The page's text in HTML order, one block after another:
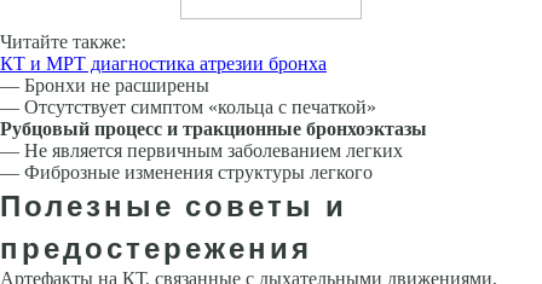
Читайте также:
КТ и МРТ диагностика атрезии бронха
— Бронхи не расширены
— Отсутствует симптом «кольца с печаткой»
Рубцовый процесс и тракционные бронхоэктазы
— Не является первичным заболеванием легких
— Фиброзные изменения структуры легкого
Полезные советы и
предостережения
Артефакты на КТ, связанные с дыхательными движениями,